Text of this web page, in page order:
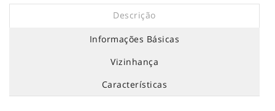
Descrição
Informações Básicas
Vizinhança
Características